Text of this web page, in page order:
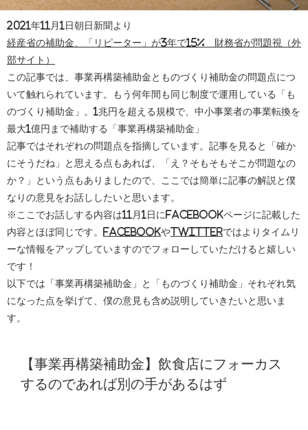
2021年11月1日朝日新聞より
経産省の補助金、「リピーター」が3年で15% 財務省が問題視（外
部サイト）
この記事では、事業再構築補助金とものづくり補助金の問題点につ
いて触れられています。もう何年間も同じ制度で運用している「も
のづくり補助金」。1兆円を超える規模で、中小事業者の事業転換を
最大1億円まで補助する「事業再構築補助金」
記事ではそれぞれの問題点を指摘しています。記事を見ると「確か
にそうだね」と思える点もあれば、「え？そもそもそこが問題なの
か？」という点もありましたので、ここでは簡単に記事の解説と僕
なりの意見をお話ししたいと思います。
※ここでお話しする内容は11月1日にfacebookページに記載した
内容とほぼ同じです。 facebookや twitterではよりタイムリ
ーな情報をアップしていますのでフォローしていただけると嬉しい
です！
以下では「事業再構築補助金」と「ものづくり補助金」それぞれ気
になった点を挙げて、僕の意見も含め説明していきたいと思いま
す。
【事業再構築補助金】飲食店にフォーカス
するのであれば別の手があるはず